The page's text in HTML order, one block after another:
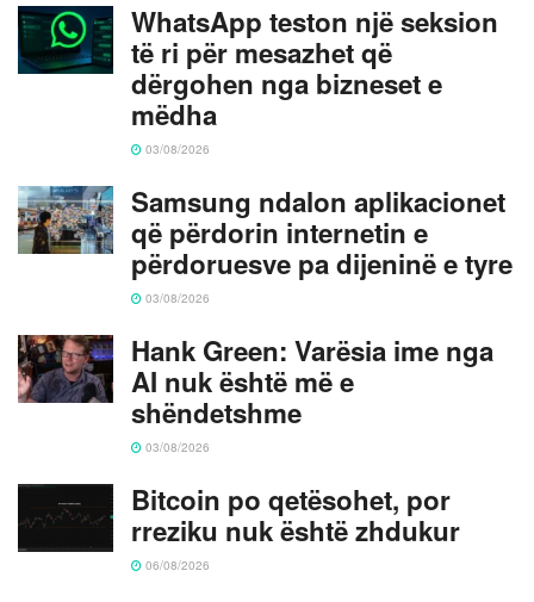
WhatsApp teston një seksion
të ri për mesazhet që
dërgohen nga bizneset e
mëdha
03/08/2026
Samsung ndalon aplikacionet
që përdorin internetin e
përdoruesve pa dijeninë e tyre
03/08/2026
Hank Green: Varësia ime nga
AI nuk është më e
shëndetshme
03/08/2026
Bitcoin po qetësohet, por
rreziku nuk është zhdukur
06/08/2026